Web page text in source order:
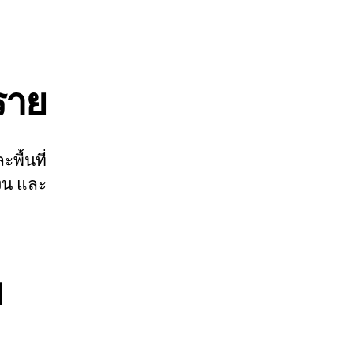
ย
ะพื้นที่
และ